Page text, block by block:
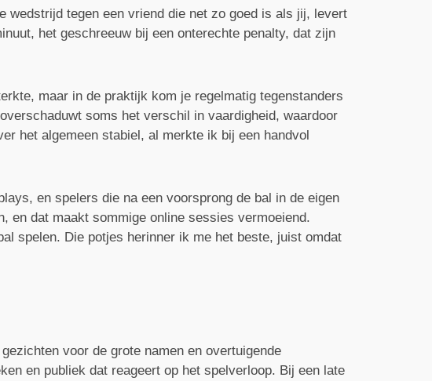
wedstrijd tegen een vriend die net zo goed is als jij, levert
het geschreeuw bij een onterechte penalty, dat zijn
maar in de praktijk kom je regelmatig tegenstanders
soms het verschil in vaardigheid, waardoor
het algemeen stabiel, al merkte ik bij een handvol
en spelers die na een voorsprong de bal in de eigen
en dat maakt sommige online sessies vermoeiend.
spelen. Die potjes herinner ik me het beste, juist omdat
voor de grote namen en overtuigende
en publiek dat reageert op het spelverloop. Bij een late